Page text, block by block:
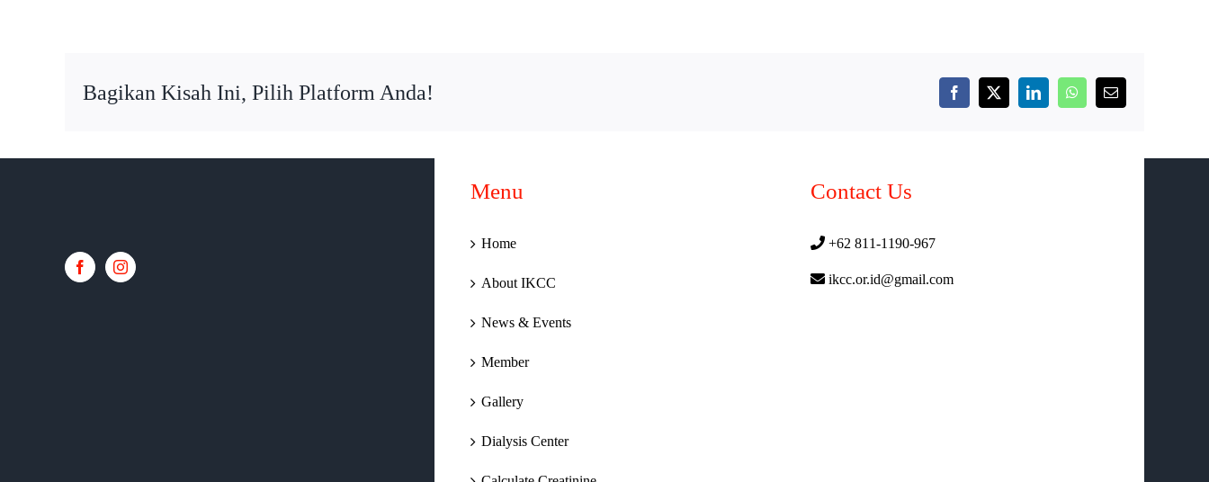
Bagikan Kisah Ini, Pilih Platform Anda! Facebook
X LinkedInWhatsApp
Email
Menu
Home
About IKCC
News & Events
Member
Gallery
Dialysis Center
Contact Us
+62 811-1190-967
ikcc.or.id@gmail.com